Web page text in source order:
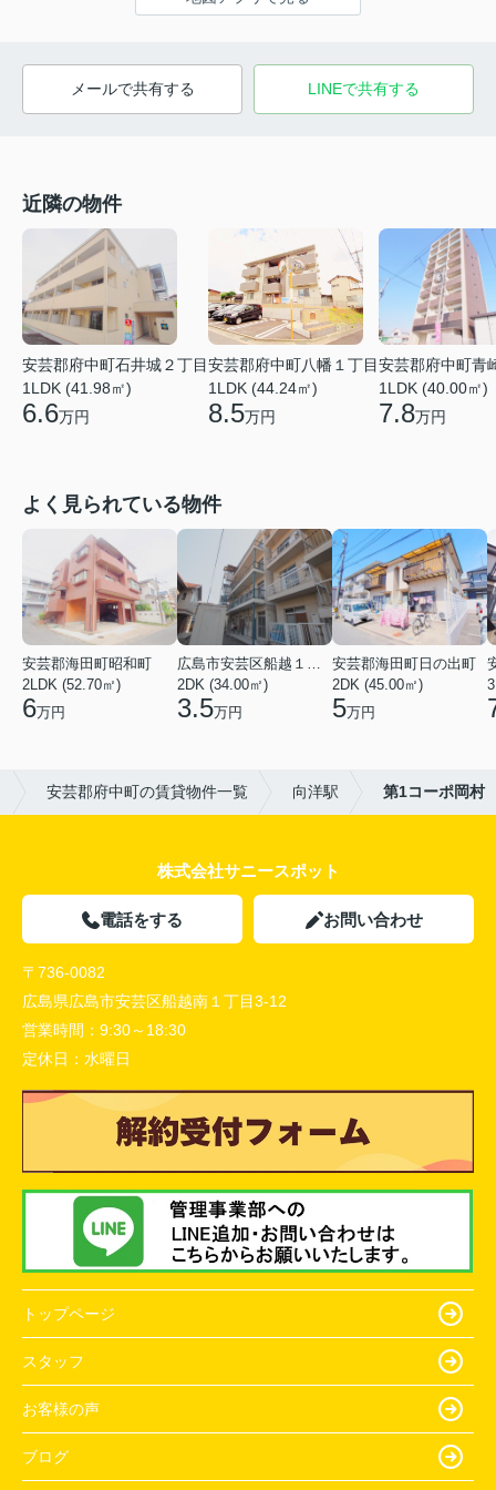
メールで共有する LINEで共有する
近隣の物件
安芸郡府中町石井城２丁目
1LDK (41.98㎡)
6.6万円
安芸郡府中町八幡１丁目
1LDK (44.24㎡)
8.5万円
安芸郡府中町青
1LDK (40.00㎡)
7.8万円
よく見られている物件
安芸郡海田町昭和町
2LDK (52.70㎡)
6万円
広島市安芸区船越１丁目
2DK (34.00㎡)
3.5万円
安芸郡海田町日の出町
2DK (45.00㎡)
5万円
安芸郡府中町の賃貸物件一覧 向洋駅 第1コーポ岡村
株式会社サニースポット
電話をする お問い合わせ
〒736-0082
広島県広島市安芸区船越南１丁目3-12
営業時間： 9:30～18:30
定休日： 水曜日
トップページ
スタッフ
お客様の声
ブログ